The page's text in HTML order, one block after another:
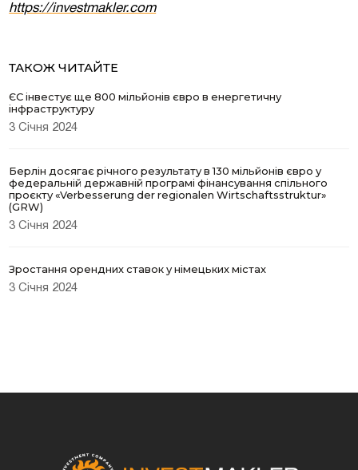
https://investmakler.com
ТАКОЖ ЧИТАЙТЕ
ЄС інвестує ще 800 мільйонів євро в енергетичну
інфраструктуру
3 Січня 2024
Берлін досягає річного результату в 130 мільйонів євро у
федеральній державній програмі фінансування спільного
проєкту «Verbesserung der regionalen Wirtschaftsstruktur»
(GRW)
3 Січня 2024
Зростання орендних ставок у німецьких містах
3 Січня 2024